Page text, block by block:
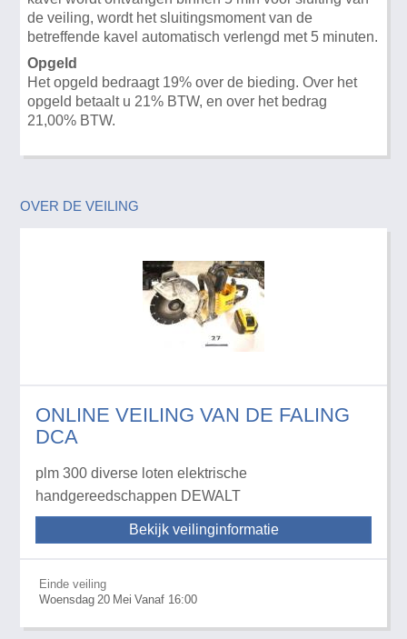
de veiling, wordt het sluitingsmoment van de
betreffende kavel automatisch verlengd met 5 minuten.
Opgeld
Het opgeld bedraagt 19% over de bieding. Over het
opgeld betaalt u 21% BTW, en over het bedrag
21,00% BTW.
OVER DE VEILING
ONLINE VEILING VAN DE FALING
DCA
plm 300 diverse loten elektrische
handgereedschappen DEWALT
Bekijk veilinginformatie
Einde veiling
Woensdag 20 Mei Vanaf 16:00